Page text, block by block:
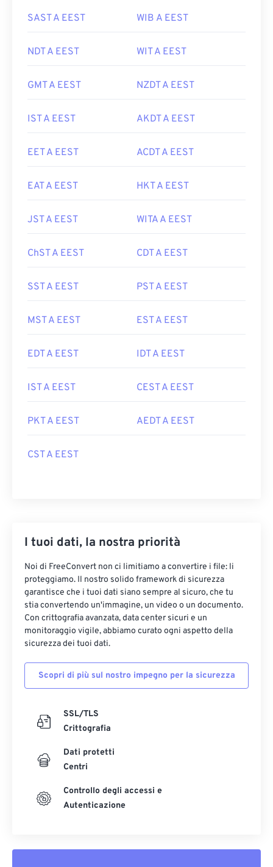
SAST A EEST WIB A EEST
NDT A EEST WIT A EEST
GMT A EEST NZDT A EEST
IST A EEST AKDT A EEST
EET A EEST ACDT A EEST
EAT A EEST HKT A EEST
JST A EEST WITA A EEST
ChST A EEST CDT A EEST
SST A EEST PST A EEST
MST A EEST EST A EEST
EDT A EEST IDT A EEST
IST A EEST CEST A EEST
PKT A EEST AEDT A EEST
CST A EEST
I tuoi dati, la nostra priorità
Noi di FreeConvert non ci limitiamo a convertire i file: li
proteggiamo. Il nostro solido framework di sicurezza
garantisce che i tuoi dati siano sempre al sicuro, che tu
stia convertendo un'immagine, un video o un documento.
Con crittografia avanzata, data center sicuri e un
monitoraggio vigile, abbiamo curato ogni aspetto della
sicurezza dei tuoi dati.
Scopri di più sul nostro impegno per la sicurezza
SSL/TLS
Crittografia
Dati protetti
Centri
Controllo degli accessi e
Autenticazione